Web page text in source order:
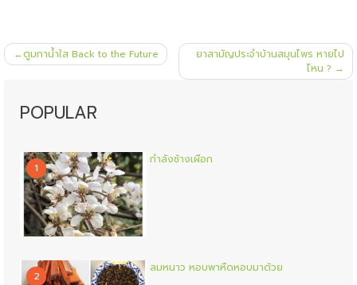
แนะแนว
เรื่อง
ตูมกาน้ำใส Back to the Future
ยาสามัญประจำบ้านสมุนไพร หายไป
ไหน ?
POPULAR
1
กำลังช้างเผือก
2
ลมหนาว หอบพาหืดหอบมาด้วย